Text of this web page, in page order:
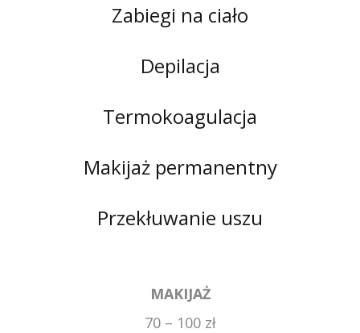
Zabiegi na ciało
Depilacja
Termokoagulacja
Makijaż permanentny
Przekłuwanie uszu
MAKIJAŻ
70 – 100 zł